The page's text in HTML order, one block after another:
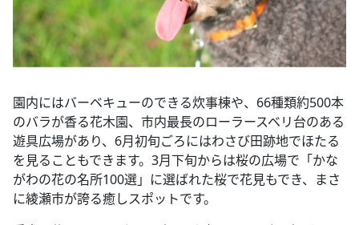
園内にはバーベキューのできる炊事棟や、66種類約500本
のバラが香る花木園、市内最長のローラースベリ台のある
遊具広場があり、6月初旬ごろにはわさび田跡地でほたる
を見ることもできます。3月下旬からは桜の広場で「かな
がわの花の名所100選」に選ばれた桜で花見もでき、まさ
に綾瀬市が誇る癒しスポットです。